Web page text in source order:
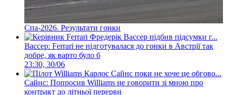
Спа-2026. Результати гонки
Вассер: Ferrari не підготувалася до гонки в Австрії так
добре, як варто було б
23:30, 30/06
Сайнс: Попросив Williams не говорити зі мною про
контракт до літньої перерви